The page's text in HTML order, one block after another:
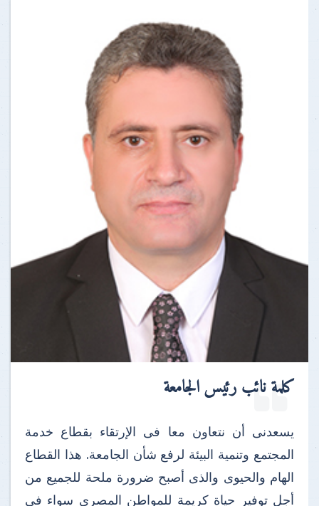
كلمة نائب رئيس الجامعة
يسعدنى أن نتعاون معا فى الإرتقاء بقطاع خدمة
المجتمع وتنمية البيئة لرفع شأن الجامعة. هذا القطاع
الهام والحيوى والذى أصبح ضرورة ملحة للجميع من
أجل توفير حياة كريمة للمواطن المصرى سواء فى